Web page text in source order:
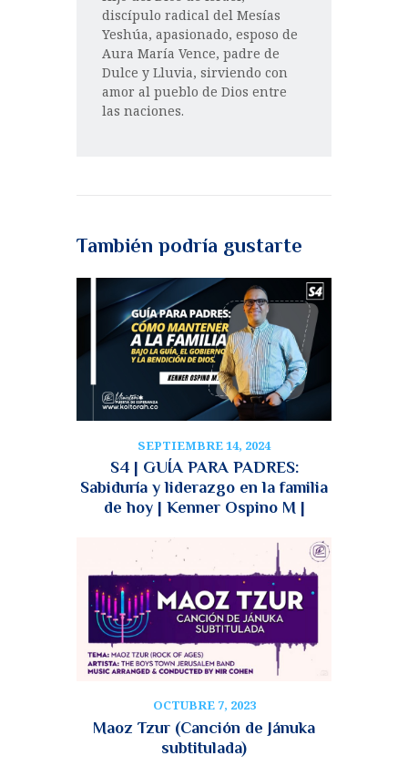
discípulo radical del Mesías
Yeshúa, apasionado, esposo de
Aura María Vence, padre de
Dulce y Lluvia, sirviendo con
amor al pueblo de Dios entre
las naciones.
También podría gustarte
SEPTIEMBRE 14, 2024
S4 | GUÍA PARA PADRES:
Sabiduría y liderazgo en la familia
de hoy | Kenner Ospino M |
OCTUBRE 7, 2023
Maoz Tzur (Canción de Jánuka
subtitulada)